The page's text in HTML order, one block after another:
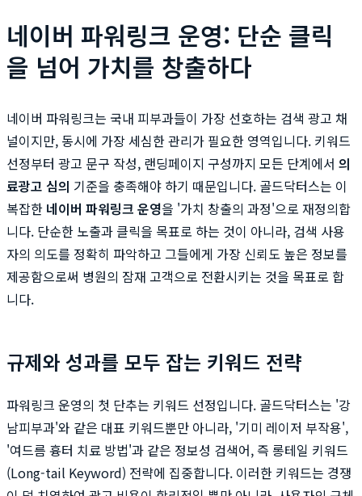
네이버 파워링크 운영: 단순 클릭
을 넘어 가치를 창출하다
네이버 파워링크는 국내 피부과들이 가장 선호하는 검색 광고 채
널이지만, 동시에 가장 세심한 관리가 필요한 영역입니다. 키워드
선정부터 광고 문구 작성, 랜딩페이지 구성까지 모든 단계에서 의
료광고 심의 기준을 충족해야 하기 때문입니다. 골드닥터스는 이
복잡한 네이버 파워링크 운영을 '가치 창출의 과정'으로 재정의합
니다. 단순한 노출과 클릭을 목표로 하는 것이 아니라, 검색 사용
자의 의도를 정확히 파악하고 그들에게 가장 신뢰도 높은 정보를
제공함으로써 병원의 잠재 고객으로 전환시키는 것을 목표로 합
니다.
규제와 성과를 모두 잡는 키워드 전략
파워링크 운영의 첫 단추는 키워드 선정입니다. 골드닥터스는 '강
남피부과'와 같은 대표 키워드뿐만 아니라, '기미 레이저 부작용',
'여드름 흉터 치료 방법'과 같은 정보성 검색어, 즉 롱테일 키워드
(Long-tail Keyword) 전략에 집중합니다. 이러한 키워드는 경쟁